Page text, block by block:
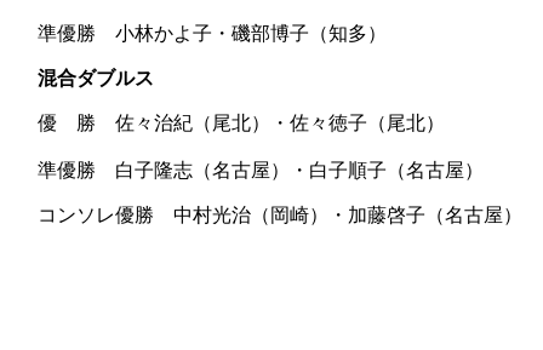
準優勝 小林かよ子・磯部博子（知多）
混合ダブルス
優 勝 佐々治紀（尾北）・佐々徳子（尾北）
準優勝 白子隆志（名古屋）・白子順子（名古屋）
コンソレ優勝 中村光治（岡崎）・加藤啓子（名古屋）